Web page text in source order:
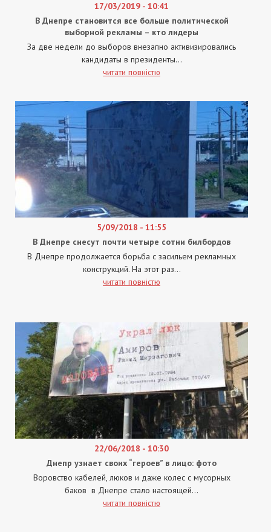
17/03/2019 - 10:41
В Днепре становится все больше политической
выборной рекламы – кто лидеры
За две недели до выборов внезапно активизировались
кандидаты в президенты...
читати повністю
5/09/2018 - 11:55
В Днепре снесут почти четыре сотни билбордов
В Днепре продолжается борьба с засильем рекламных
конструкций. На этот раз...
читати повністю
22/06/2018 - 10:30
Днепр узнает своих “героев” в лицо: фото
Воровство кабелей, люков и даже колес с мусорных
баков в Днепре стало настоящей...
читати повністю